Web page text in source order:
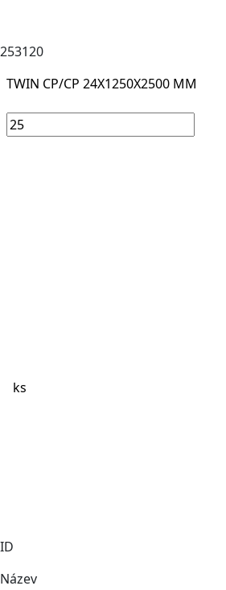
253120
TWIN CP/CP 24X1250X2500 MM
ks
ID
Název